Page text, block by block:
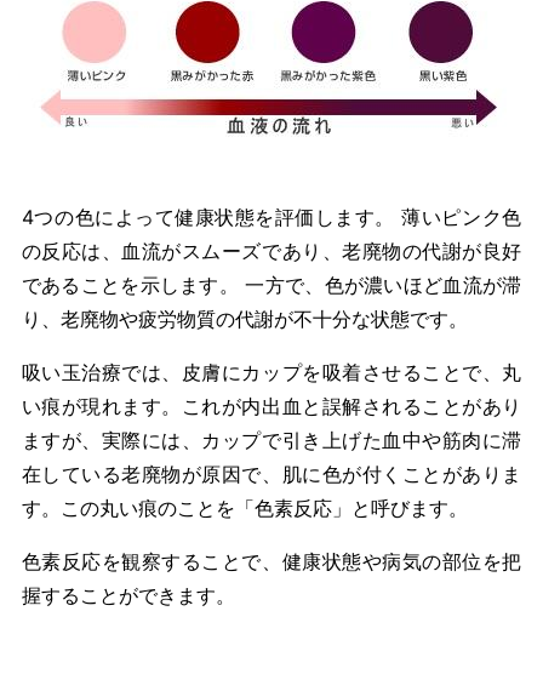
4つの色によって健康状態を評価します。 薄いピンク色
の反応は、血流がスムーズであり、老廃物の代謝が良好
であることを示します。 一方で、色が濃いほど血流が滞
り、老廃物や疲労物質の代謝が不十分な状態です。
吸い玉治療では、皮膚にカップを吸着させることで、丸
い痕が現れます。これが内出血と誤解されることがあり
ますが、実際には、カップで引き上げた血中や筋肉に滞
在している老廃物が原因で、肌に色が付くことがありま
す。この丸い痕のことを「色素反応」と呼びます。
色素反応を観察することで、健康状態や病気の部位を把
握することができます。